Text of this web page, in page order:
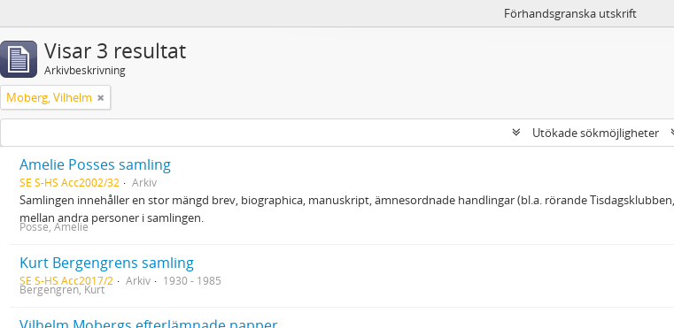
Förhandsgranska utskrift
Visar 3 resultat
Arkivbeskrivning
Moberg, Vilhelm
Utökade sökmöjligheter
Amelie Posses samling
SE S-HS Acc2002/32 Arkiv
Samlingen innehåller en stor mängd brev, biographica, manuskript, ämnesordnade handlingar (bl.a. rörande
mellan andra personer i samlingen.
Posse, Amelie
Kurt Bergengrens samling
SE S-HS Acc2017/2 Arkiv 1930 - 1985
Bergengren, Kurt